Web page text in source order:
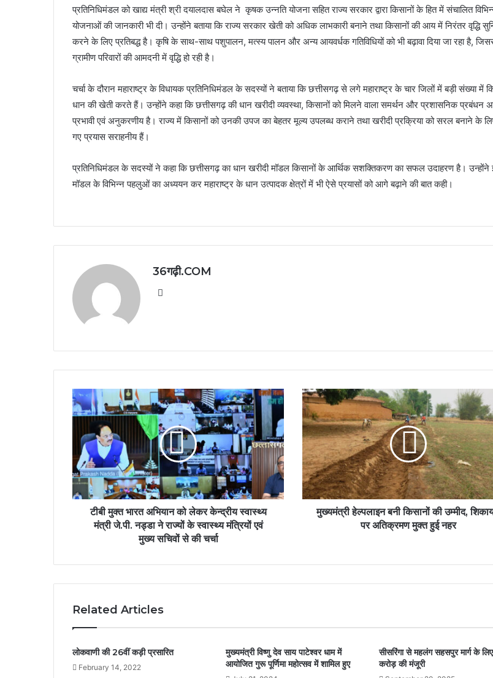
प्रतिनिधिमंडल को खाद्य मंत्री श्री दयालदास बघेल ने कृषक उन्नति योजना सहित राज्य सरकार द्वारा किसानों के हित में संचालित
योजनाओं की जानकारी भी दी। उन्होंने बताया कि राज्य सरकार खेती को अधिक लाभकारी बनाने तथा किसानों की आय में निरंतर वृद्धि
करने के लिए प्रतिबद्ध है। कृषि के साथ-साथ पशुपालन, मत्स्य पालन और अन्य आयवर्धक गतिविधियों को भी बढ़ावा दिया जा रहा है,
ग्रामीण परिवारों की आमदनी में वृद्धि हो रही है।
चर्चा के दौरान महाराष्ट्र के विधायक प्रतिनिधिमंडल के सदस्यों ने बताया कि छत्तीसगढ़ से लगे महाराष्ट्र के चार जिलों में बड़ी संख्या में
धान की खेती करते हैं। उन्होंने कहा कि छत्तीसगढ़ की धान खरीदी व्यवस्था, किसानों को मिलने वाला समर्थन और प्रशासनिक प्रबंधन
प्रभावी एवं अनुकरणीय है। राज्य में किसानों को उनकी उपज का बेहतर मूल्य उपलब्ध कराने तथा खरीदी प्रक्रिया को सरल बनाने के
गए प्रयास सराहनीय हैं।
प्रतिनिधिमंडल के सदस्यों ने कहा कि छत्तीसगढ़ का धान खरीदी मॉडल किसानों के आर्थिक सशक्तिकरण का सफल उदाहरण है। उन्होंने
मॉडल के विभिन्न पहलुओं का अध्ययन कर महाराष्ट्र के धान उत्पादक क्षेत्रों में भी ऐसे प्रयासों को आगे बढ़ाने की बात कही।
36गढ़ी.COM
टीबी मुक्त भारत अभियान को लेकर केन्द्रीय स्वास्थ्य
मंत्री जे.पी. नड्डा ने राज्यों के स्वास्थ्य मंत्रियों एवं
मुख्य सचिवों से की चर्चा
मुख्यमंत्री हेल्पलाइन बनी किसानों की उम्मीद,
पर अतिक्रमण मुक्त हुई नहर
Related Articles
लोकवाणी की 26वीं कड़ी प्रसारित
February 14, 2022
मुख्यमंत्री विष्णु देव साय पाटेश्वर धाम में
आयोजित गुरू पूर्णिमा महोत्सव में शामिल हुए
सीसरिंगा से महलंग सहसपुर मार्ग के
करोड़ की मंजूरी